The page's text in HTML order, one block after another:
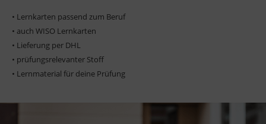
• Lernkarten passend zum Beruf
• auch WISO Lernkarten
• Lieferung per DHL
• prüfungsrelevanter Stoff
• Lernmaterial für deine Prüfung